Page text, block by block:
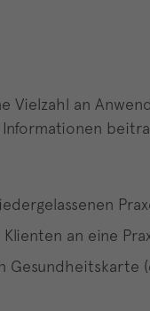
an
an eine